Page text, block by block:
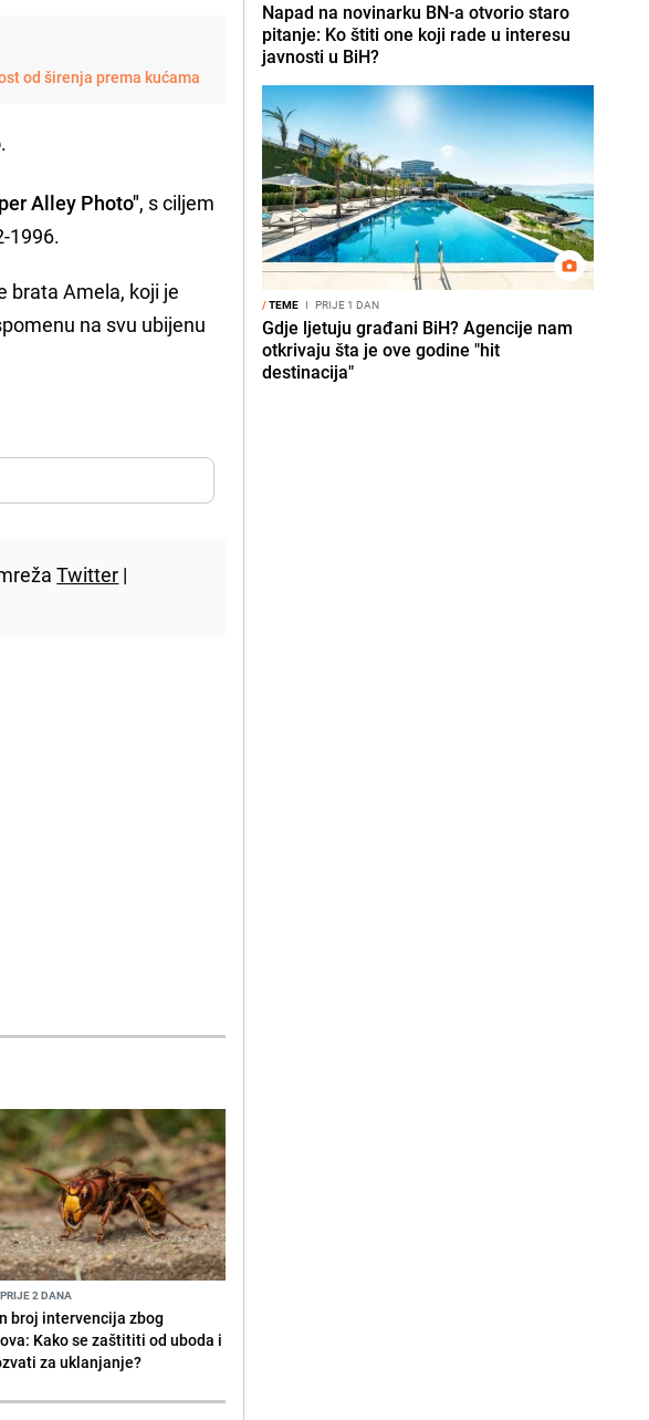
od širenja prema kućama
.
Alley Photo", s ciljem
1996.
brata Amela, koji je
na svu ubijenu
Twitter |
PRIJE 2 DANA
broj intervencija zbog
Kako se zaštititi od uboda i
za uklanjanje?
Napad na novinarku BN-a otvorio staro
pitanje: Ko štiti one koji rade u interesu
javnosti u BiH?
/TEME I PRIJE 1 DAN
Gdje ljetuju građani BiH? Agencije nam
otkrivaju šta je ove godine "hit
destinacija"